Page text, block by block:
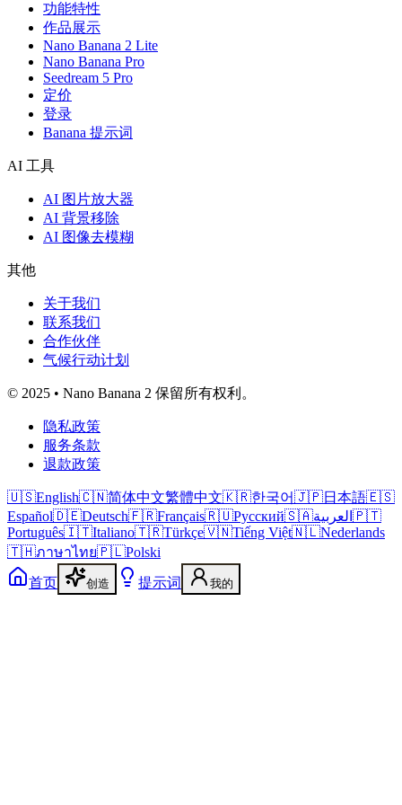
功能特性
作品展示
Nano Banana 2 Lite
Nano Banana Pro
Seedream 5 Pro
定价
登录
Banana 提示词
AI 工具
AI 图片放大器
AI 背景移除
AI 图像去模糊
其他
关于我们
联系我们
合作伙伴
气候行动计划
© 2025 • Nano Banana 2 保留所有权利。
隐私政策
服务条款
退款政策
🇺🇸English🇨🇳简体中文繁體中文🇰🇷한국어🇯🇵日本語🇪🇸
Español🇩🇪Deutsch🇫🇷Français🇷🇺Русский🇸🇦العربية 🇵🇹
Português🇮🇹Italiano🇹🇷Türkçe🇻🇳Tiếng Việt🇳🇱Nederlands
🇹🇭ภาษาไทย🇵🇱Polski
首页
创造 提示词 我的